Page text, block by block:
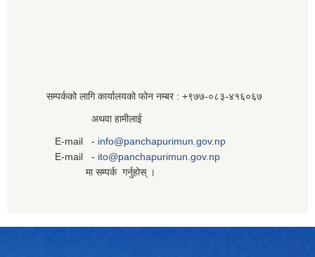
सम्पर्कको लागि कार्यालयको फोन नम्बर : +९७७-०८३‍-४१६०६७
अथवा हामीलाई
E-mail - info@panchapurimun.gov.np
E-mail - ito@panchapurimun.gov.np
मा सम्पर्क गर्नुहोस् ।